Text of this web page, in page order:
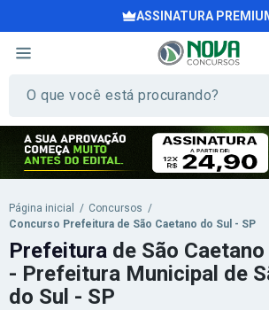
ASSINATURA
Página inicial / Concursos /
Concurso Prefeitura de São Caetano do Sul - SP
Prefeitura de São
- Prefeitura Municipal de
do Sul - SP